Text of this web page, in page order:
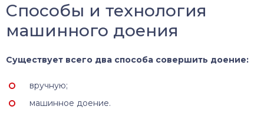
Способы и технология
машинного доения
Существует всего два способа совершить доение:
вручную;
машинное доение.